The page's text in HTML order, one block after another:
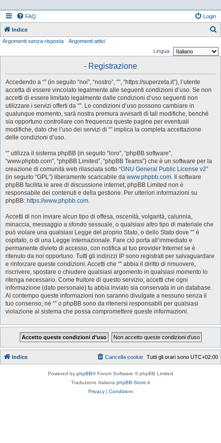
FAQ Login
Indice
Argomenti senza risposta
Argomenti attivi
Lingua:
- Registrazione
Accedendo a “” (in seguito “noi”, “nostro”, “”, “https://superzeta.it”), l’utente
accetta di essere vincolato legalmente alle seguenti condizioni d’uso. Se non
accetti di essere limitato legalmente dalle condizioni d’uso seguenti non
utilizzare i servizi offerti da “”. Le condizioni d’uso possono cambiare in
qualunque momento, sarà nostra premura avvisarti di tali modifiche, benché
sia opportuno controllare con frequenza queste pagine per eventuali
modifiche, dato che l’uso dei servizi di “” implica la completa accettazione
delle condizioni d’uso.
“” utilizza il sistema phpBB (in seguito “loro”, “phpBB software”,
“www.phpbb.com”, “phpBB Limited”, “phpBB Teams”) che è un software per la
creazione di comunità web rilasciata sotto “GNU General Public License v2”
(in seguito “GPL”) liberamente scaricabile da www.phpbb.com. Il software
phpBB facilita le aree di discussione internet; phpBB Limited non è
responsabile dei contenuti e della gestione. Per ulteriori informazioni su
phpBB: https://www.phpbb.com.
Accetti di non inviare alcun tipo di offesa, oscenità, volgarità, calunnia,
minaccia, messaggio a sfondo sessuale, o qualsiasi altro tipo di materiale che
può violare una qualsiasi Legge del proprio Stato, o dello Stato dove “” è
ospitato, o di una Legge internazionale. Fare ciò porta all’immediato e
permanente divieto di accesso, con notifica al tuo provider Internet se è
ritenuto da noi opportuno. Tutti gli indirizzi IP sono registrati per salvaguardare
e rinforzare queste condizioni. Accetti che “” abbia il diritto di rimuovere,
riscrivere, spostare o chiudere qualsiasi argomento in qualsiasi momento lo
ritenga necessario. Come fruitore di questo servizio, accetti che ogni
informazione (dato personale) tu abbia inviato sia conservata in un database.
Al contempo queste informazioni non saranno divulgate a nessuno senza il
tuo consenso, né “” o phpBB sono da ritenersi responsabili per qualsiasi
violazione al sistema che possa compromettere queste informazioni.
Indice Tutti gli orari sono UTC+02:00
Cancella cookie
Powered by phpBB® Forum Software © phpBB Limited
Traduzione Italiana phpBB-Store.it
Privacy | Condizioni